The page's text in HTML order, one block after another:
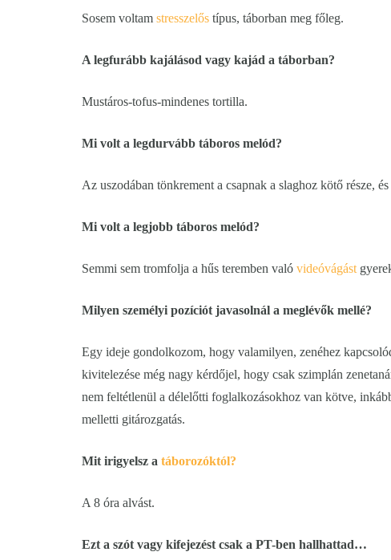
Sosem voltam stresszelős típus, táborban meg főleg.
A legfurább kajálásod vagy kajád a táborban?
Mustáros-tofus-mindenes tortilla.
Mi volt a legdurvább táboros melód?
Az uszodában tönkrement a csapnak a slaghoz kötő része,
Mi volt a legjobb táboros melód?
Semmi sem tromfolja a hűs teremben való videóvágást
Milyen személyi pozíciót javasolnál a meglévők mellé?
Egy ideje gondolkozom, hogy valamilyen, zenéhez
kivitelezése még nagy kérdőjel, hogy csak szimplán
nem feltétlenül a délelőtti foglalkozásokhoz van kötve,
melletti gitározgatás.
Mit irigyelsz a táborozóktól?
A 8 óra alvást.
Ezt a szót vagy kifejezést csak a PT-ben hallhattad…